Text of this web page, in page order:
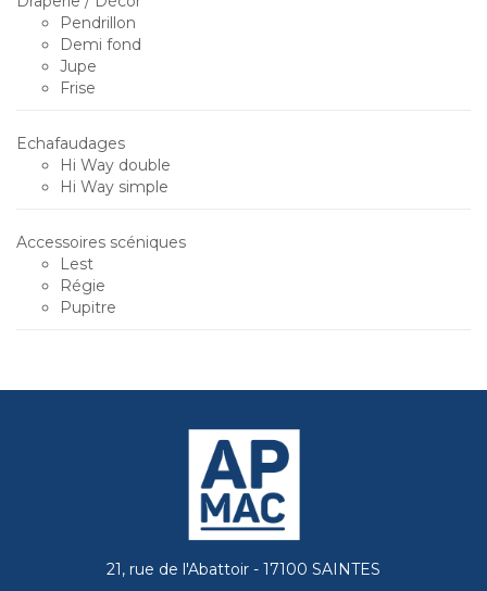
Pendrillon
Demi fond
Jupe
Frise
Echafaudages
Hi Way double
Hi Way simple
Accessoires scéniques
Lest
Régie
Pupitre
21, rue de l'Abattoir - 17100 SAINTES